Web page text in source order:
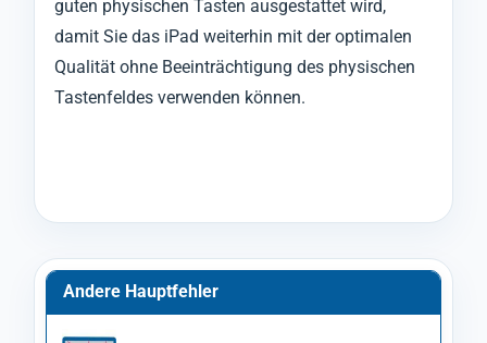
guten physischen Tasten ausgestattet wird,
damit Sie das iPad weiterhin mit der optimalen
Qualität ohne Beeinträchtigung des physischen
Tastenfeldes verwenden können.
Andere Hauptfehler